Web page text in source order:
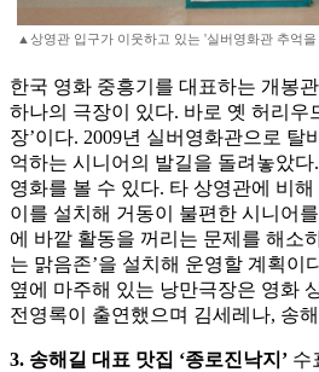
▲상영관 입구가 이웃하고 있는 '실버영화관 추억
한국 영화 중흥기를 대표하는 개봉
하나의 극장이 있다. 바로 옛 허리우
장’이다. 2009년 실버영화관으로 탈
억하는 시니어의 발길을 돌려놓았다
영화를 볼 수 있다. 타 상영관에 비
이를 설치해 거동이 불편한 시니어
에 바깥 활동을 꺼리는 문제를 해소
는 맑음존’을 설치해 운영할 계획이
옆에 마주해 있는 낭만극장은 영화
전영록이 출연했으며 김세레나, 송
3. 송해길 대표 맛집 ‘종로진낙지’ 수